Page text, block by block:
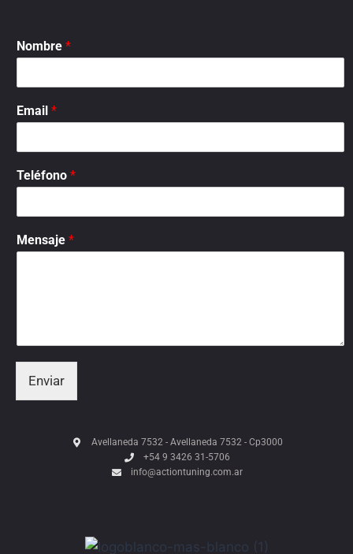
Nombre *
Email *
Teléfono *
Mensaje *
Enviar
Avellaneda 7532 - Avellaneda 7532 - Cp3000
+54 9 3426 31-5706
info@actiontuning.com.ar